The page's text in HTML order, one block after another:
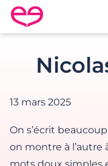
Rencontre en
13 mars 2025
On s’écrit
on montre à l’autre